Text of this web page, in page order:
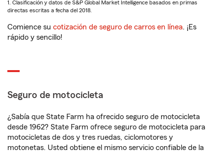
1. Clasificación y datos de S&P Global Market Intelligence basados en primas
directas escritas a fecha del 2018.
Comience su cotización de seguro de carros en línea. ¡Es
rápido y sencillo!
Seguro de motocicleta
¿Sabía que State Farm ha ofrecido seguro de motocicleta
desde 1962? State Farm ofrece seguro de motocicleta para
motocicletas de dos y tres ruedas, ciclomotores y
motonetas. Usted obtiene el mismo servicio confiable de la